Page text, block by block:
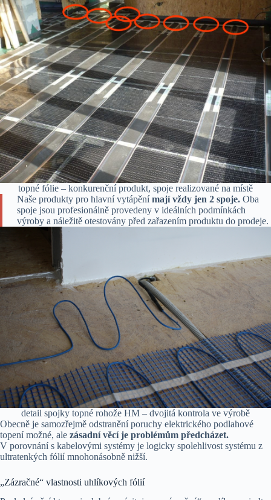
topné fólie – konkurenční produkt, spoje realizované na místě
Naše produkty pro hlavní vytápěnímají vždy jen 2 spoje. Oba
spoje jsou profesionálně provedeny v ideálních podmínkách
výroby a náležitě otestovány před zařazením produktu do prodeje.
detail spojky topné rohože HM – dvojitá kontrola ve výrobě
Obecně je samozřejmě odstranění poruchy elektrického podlahové
topení možné, ale zásadní věcí je problémům předcházet.
V porovnání s kabelovými systémy je logicky spolehlivost systému z
ultratenkých fólií mnohonásobně nižší.
„Zázračné“ vlastnosti uhlíkových fólií